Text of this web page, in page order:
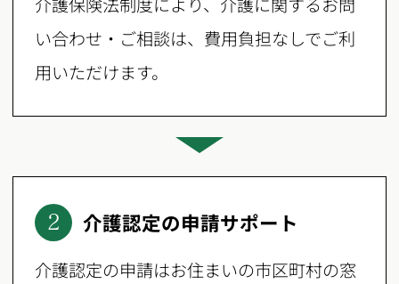
い合わせ・ご相談は、費用負担なしでご利
用いただけます。
2 介護認定の申請サポート
介護認定の申請はお住まいの市区町村の窓